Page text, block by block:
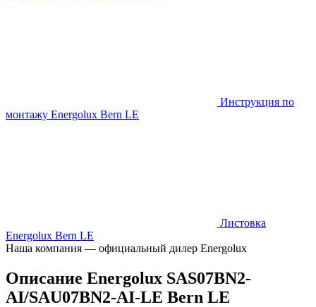
Инструкция по
монтажу Energolux Bern LE
Листовка
Energolux Bern LE
Наша компания — официальный дилер Energolux
Описание Energolux SAS07BN2-
AI/SAU07BN2-AI-LE Bern LE